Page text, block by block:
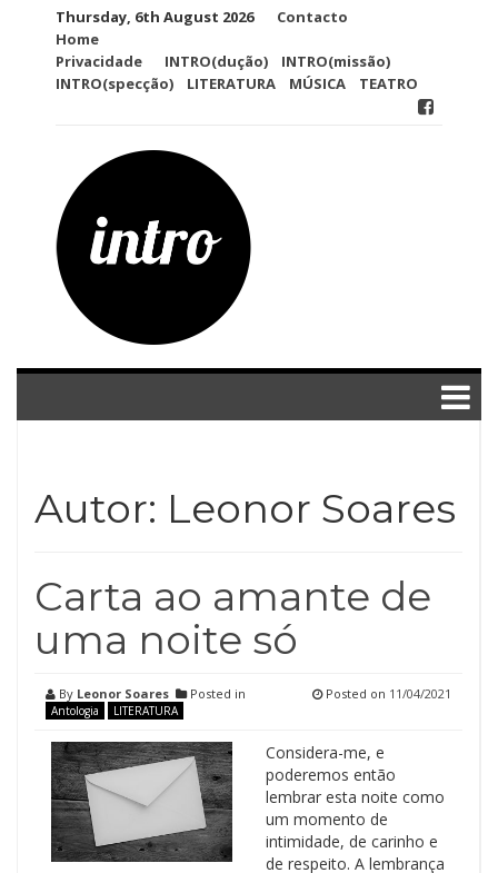
Thursday, 6th August 2026
Contacto
Home
Privacidade
INTRO(dução)
INTRO(missão)
INTRO(specção)
LITERATURA MÚSICA TEATRO
Autor: Leonor Soares
Carta ao amante de
uma noite só
By Leonor Soares Posted in
Antologia LITERATURA
Posted on 11/04/2021
Considera-me, e
poderemos então
lembrar esta noite como
um momento de
intimidade, de carinho e
de respeito. A lembrança